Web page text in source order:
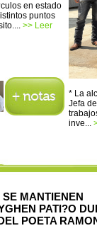
en estado
puntos
>> Leer
* La
Jefa
inve...
MANTIENEN
PATI?O
POETA